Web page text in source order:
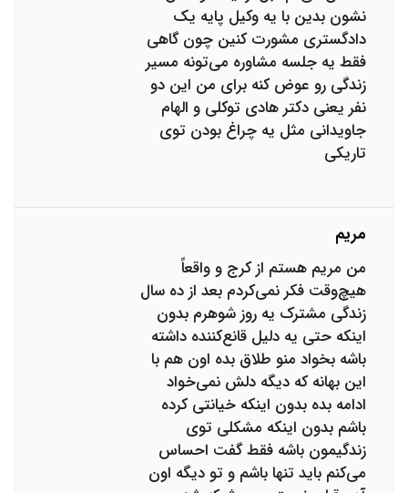
نشون بدین با یه وکیل پایه یک
دادگستری مشورت کنین چون گاهی
فقط یه جلسه مشاوره می‌تونه مسیر
زندگی رو عوض کنه برای من این دو
نفر یعنی دکتر هادی توکلی و الهام
جاویدانی مثل یه چراغ بودن توی
تاریکی
مریم
من مریم هستم از کرج و واقعاً
هیچ‌وقت فکر نمی‌کردم بعد از ده سال
زندگی مشترک یه روز شوهرم بدون
اینکه حتی یه دلیل قانع‌کننده داشته
باشه بخواد منو طلاق بده اون هم با
این بهانه که دیگه دلش نمی‌خواد
ادامه بده بدون اینکه خیانتی کرده
باشم بدون اینکه مشکلی توی
زندگیمون باشه فقط گفت احساس
می‌کنم باید تنها باشم و تو دیگه اون